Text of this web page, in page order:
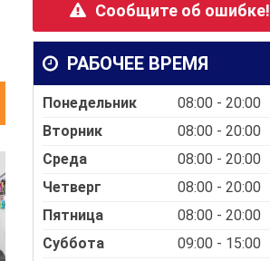
Сообщите об ошибке!
РАБОЧЕЕ ВРЕМЯ
Понедельник
08:00 - 20:00
Вторник
08:00 - 20:00
Среда
08:00 - 20:00
Четверг
08:00 - 20:00
Пятница
08:00 - 20:00
Суббота
09:00 - 15:00